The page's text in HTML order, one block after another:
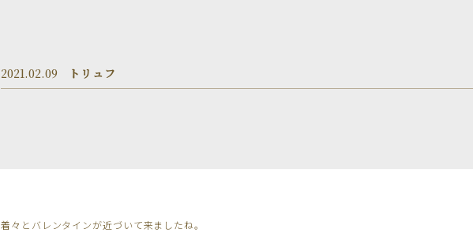
2021.02.09 トリュフ
着々とバレンタインが近づいて来ましたね。